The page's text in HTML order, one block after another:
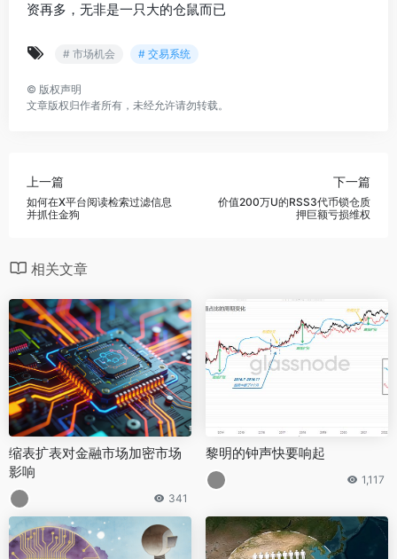
资再多，无非是一只大的仓鼠而已
# 市场机会 # 交易系统
© 版权声明
文章版权归作者所有，未经允许请勿转载。
上一篇
如何在X平台阅读检索过滤信息
并抓住金狗
下一篇
价值200万U的RSS3代币锁仓质
押巨额亏损维权
相关文章
缩表扩表对金融市场加密市场
影响
341
黎明的钟声快要响起
1,117